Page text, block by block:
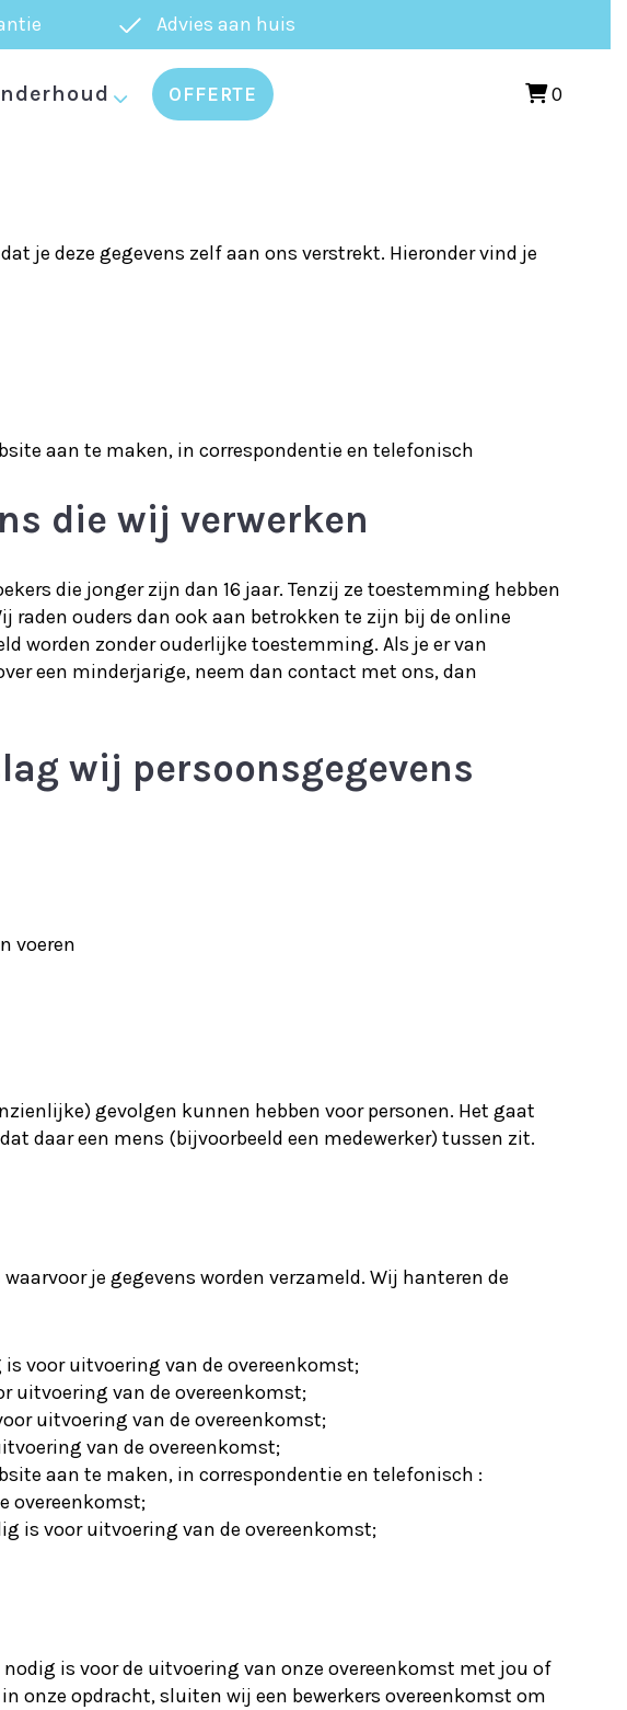
Advies aan huis
OFFERTE 0
je deze gegevens zelf aan ons verstrekt. Hieronder vind je
aan te maken, in correspondentie en telefonisch
die wij verwerken
die jonger zijn dan 16 jaar. Tenzij ze toestemming hebben
raden ouders dan ook aan betrokken te zijn bij de online
worden zonder ouderlijke toestemming. Als je er van
een minderjarige, neem dan contact met ons, dan
wij persoonsgegevens
voeren
gevolgen kunnen hebben voor personen. Het gaat
daar een mens (bijvoorbeeld een medewerker) tussen zit.
je gegevens worden verzameld. Wij hanteren de
voor uitvoering van de overeenkomst;
uitvoering van de overeenkomst;
uitvoering van de overeenkomst;
van de overeenkomst;
aan te maken, in correspondentie en telefonisch :
overeenkomst;
is voor uitvoering van de overeenkomst;
is voor de uitvoering van onze overeenkomst met jou of
onze opdracht, sluiten wij een bewerkers overeenkomst om